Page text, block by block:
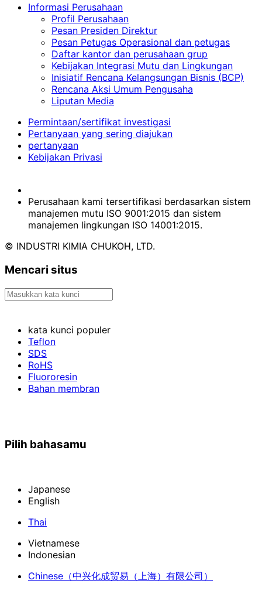
Informasi Perusahaan
Profil Perusahaan
Pesan Presiden Direktur
Pesan Petugas Operasional dan petugas
Daftar kantor dan perusahaan grup
Kebijakan Integrasi Mutu dan Lingkungan
Inisiatif Rencana Kelangsungan Bisnis (BCP)
Rencana Aksi Umum Pengusaha
Liputan Media
Permintaan/sertifikat investigasi
Pertanyaan yang sering diajukan
pertanyaan
Kebijakan Privasi
Perusahaan kami tersertifikasi berdasarkan sistem
manajemen mutu ISO 9001:2015 dan sistem
manajemen lingkungan ISO 14001:2015.
© INDUSTRI KIMIA CHUKOH, LTD.
Mencari situs
kata kunci populer
Teflon
SDS
RoHS
Fluororesin
Bahan membran
Pilih bahasamu
Japanese
English
Thai
Vietnamese
Indonesian
Chinese （中兴化成贸易（上海）有限公司）